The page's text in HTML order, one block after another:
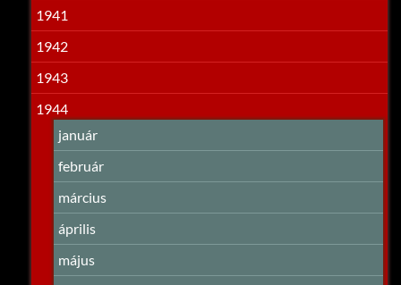
1941
1942
1943
1944
január
február
március
április
május